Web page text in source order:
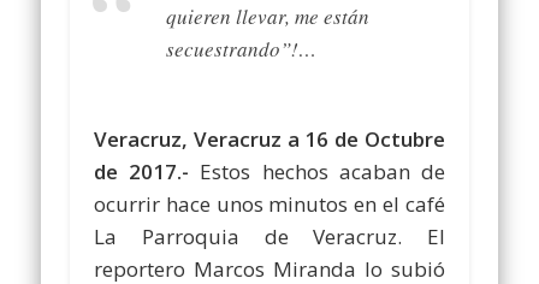
quieren llevar, me están
secuestrando”!…
Veracruz, Veracruz a 16 de Octubre
de 2017.- Estos hechos acaban de
ocurrir hace unos minutos en el café
La Parroquia de Veracruz. El
reportero Marcos Miranda lo subió